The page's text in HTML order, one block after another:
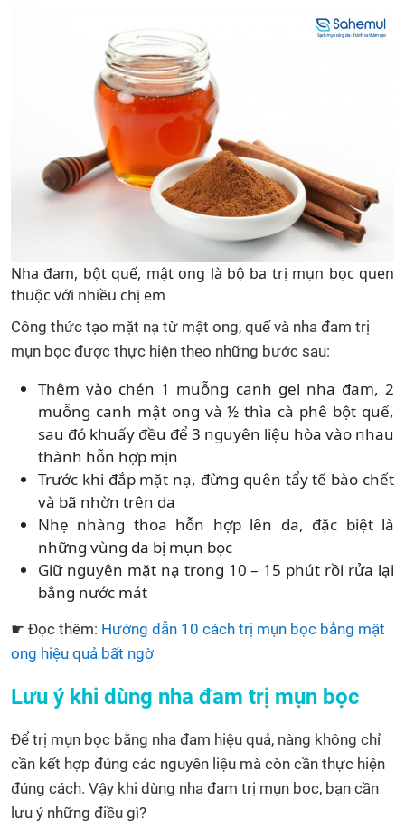
Nha đam, bột quế, mật ong là bộ ba trị mụn bọc quen
thuộc với nhiều chị em
Công thức tạo mặt nạ từ mật ong, quế và nha đam trị
mụn bọc được thực hiện theo những bước sau:
Thêm vào chén 1 muỗng canh gel nha đam, 2
muỗng canh mật ong và ½ thìa cà phê bột quế,
sau đó khuấy đều để 3 nguyên liệu hòa vào nhau
thành hỗn hợp mịn
Trước khi đắp mặt nạ, đừng quên tẩy tế bào chết
và bã nhờn trên da
Nhẹ nhàng thoa hỗn hợp lên da, đặc biệt là
những vùng da bị mụn bọc
Giữ nguyên mặt nạ trong 10 – 15 phút rồi rửa lại
bằng nước mát
☛ Đọc thêm: Hướng dẫn 10 cách trị mụn bọc bằng mật
ong hiệu quả bất ngờ
Lưu ý khi dùng nha đam trị mụn bọc
Để trị mụn bọc bằng nha đam hiệu quả, nàng không chỉ
cần kết hợp đúng các nguyên liệu mà còn cần thực hiện
đúng cách. Vậy khi dùng nha đam trị mụn bọc, bạn cần
lưu ý những điều gì?